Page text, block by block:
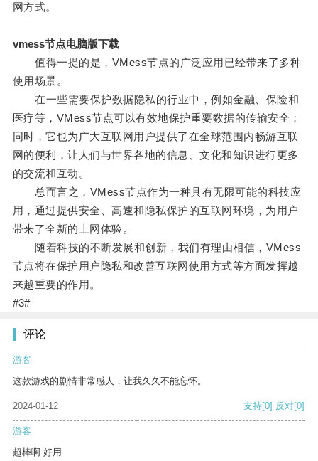
网方式。
vmess节点电脑版下载
值得一提的是，VMess节点的广泛应用已经带来了多种
使用场景。
在一些需要保护数据隐私的行业中，例如金融、保险和
医疗等，VMess节点可以有效地保护重要数据的传输安全；
同时，它也为广大互联网用户提供了在全球范围内畅游互联
网的便利，让人们与世界各地的信息、文化和知识进行更多
的交流和互动。
总而言之，VMess节点作为一种具有无限可能的科技应
用，通过提供安全、高速和隐私保护的互联网环境，为用户
带来了全新的上网体验。
随着科技的不断发展和创新，我们有理由相信，VMess
节点将在保护用户隐私和改善互联网使用方式等方面发挥越
来越重要的作用。
#3#
评论
游客
这款游戏的剧情非常感人，让我久久不能忘怀。
2024-01-12 支持[0] 反对[0]
游客
超棒啊 好用